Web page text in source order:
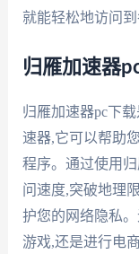
就能轻松地访问
归雁加速器
归雁加速器pc下
速器,它可以帮助
程序。通过使用
问速度,突破地理
护您的网络隐私
游戏,还是进行电